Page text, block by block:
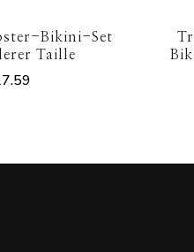
Bikini-Set
Taille